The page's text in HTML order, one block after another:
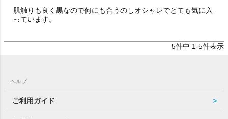
肌触りも良く黒なので何にも合うのしオシャレでとても気に入
っています。
5件中 1-5件表示
ヘルプ
ご利用ガイド